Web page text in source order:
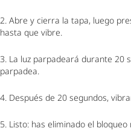
2. Abre y cierra la tapa, luego
hasta que vibre.
3. La luz parpadeará durante 20
parpadea.
4. Después de 20 segundos,
5. Listo: has eliminado el bloqueo